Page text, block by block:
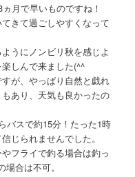
月で早いものですね！
きて過ごしやすくなって
うにノンビリ秋を感じよ
しんで来ました(^^ゞ
が、やっぱり自然と戯れ
あり、天気も良かったの
バスで約15分！たった1時
じられませんでした。
フライで釣る場合は釣っ
合は不可。